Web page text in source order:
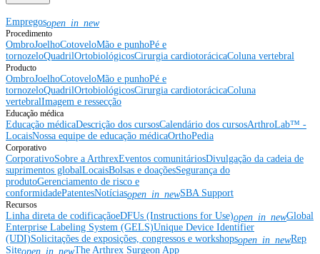
Empregosopen_in_new
Procedimento
OmbroJoelhoCotoveloMão e punhoPé e
tornozeloQuadrilOrtobiológicosCirurgia cardiotorácicaColuna vertebral
Producto
OmbroJoelhoCotoveloMão e punhoPé e
tornozeloQuadrilOrtobiológicosCirurgia cardiotorácicaColuna
vertebralImagem e ressecção
Educação médica
Educação médicaDescrição dos cursosCalendário dos cursosArthroLab™ -
LocaisNossa equipe de educação médicaOrthoPedia
Corporativo
CorporativoSobre a ArthrexEventos comunitáriosDivulgação da cadeia de
suprimentos globalLocaisBolsas e doaçõesSegurança do
produtoGerenciamento de risco e
conformidadePatentesNotíciasopen_in_newSBA Support
Recursos
Linha direta de codificaçãoeDFUs (Instructions for Use)open_in_newGlobal
Enterprise Labeling System (GELS)Unique Device Identifier
(UDI)Solicitações de exposições, congressos e workshopsopen_in_newRep
Siteopen_in_newThe Arthrex Surgeon App